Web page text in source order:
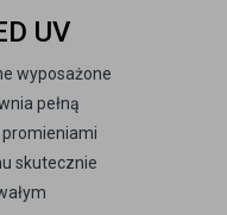
UV
wyposażone
pełną
skutecznie